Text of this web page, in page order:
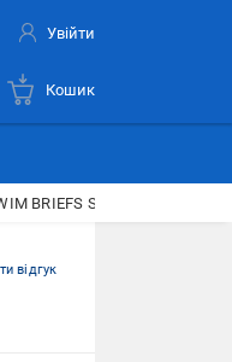
Увійти
Кошик
BRIEFS SOLID 128 см
відгук